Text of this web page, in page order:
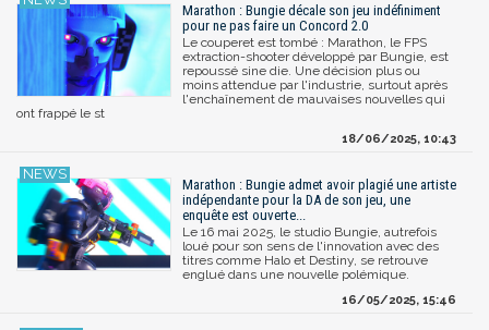
Marathon : Bungie décale son jeu indéfiniment
pour ne pas faire un Concord 2.0
Le couperet est tombé : Marathon, le FPS
extraction-shooter développé par Bungie, est
repoussé sine die. Une décision plus ou
moins attendue par l'industrie, surtout après
l'enchaînement de mauvaises nouvelles qui
ont frappé le st
18/06/2025, 10:43
Marathon : Bungie admet avoir plagié une artiste
indépendante pour la DA de son jeu, une
enquête est ouverte...
Le 16 mai 2025, le studio Bungie, autrefois
loué pour son sens de l'innovation avec des
titres comme Halo et Destiny, se retrouve
englué dans une nouvelle polémique.
16/05/2025, 15:46